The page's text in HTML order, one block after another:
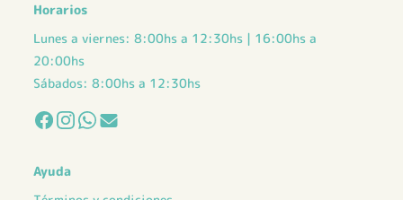
Horarios
Lunes a viernes: 8:00hs a 12:30hs | 16:00hs a
20:00hs
Sábados: 8:00hs a 12:30hs
Ayuda